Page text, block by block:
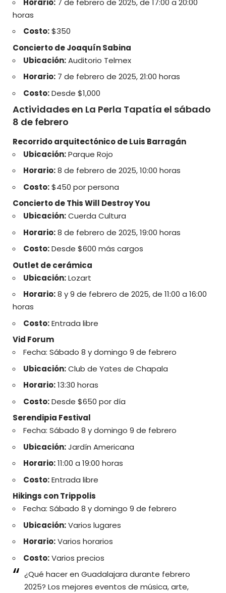
Horario: 7 de febrero de 2025, de 17:00 a 20:00
horas
Costo:$350
Concierto de Joaquín Sabina
Ubicación:Auditorio Telmex
Horario: 7 de febrero de 2025, 21:00 horas
Costo:Desde $1,000
Actividades en La Perla Tapatía el sábado
8 de febrero
Recorrido arquitectónico de Luis Barragán
Ubicación:Parque Rojo
Horario:8 de febrero de 2025, 10:00 horas
Costo:$450 por persona
Concierto de This Will Destroy You
Ubicación:Cuerda Cultura
Horario:8 de febrero de 2025, 19:00 horas
Costo:Desde $600 más cargos
Outlet de cerámica
Ubicación:Lozart
Horario:8 y 9 de febrero de 2025, de 11:00 a 16:00
horas
Costo:Entrada libre
Vid Forum
Fecha: Sábado 8 y domingo 9 de febrero
Ubicación:Club de Yates de Chapala
Horario:13:30 horas
Costo:Desde $650 por día
Serendipia Festival
Fecha: Sábado 8 y domingo 9 de febrero
Ubicación:Jardín Americana
Horario:11:00 a 19:00 horas
Costo:Entrada libre
Hikings con Trippolis
Fecha: Sábado 8 y domingo 9 de febrero
Ubicación:Varios lugares
Horario:Varios horarios
Costo:Varios precios
¿Qué hacer en Guadalajara durante febrero
2025? Los mejores eventos de música, arte,